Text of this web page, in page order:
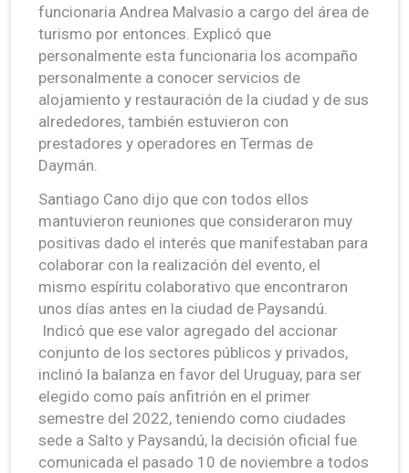
funcionaria Andrea Malvasio a cargo del área de
turismo por entonces. Explicó que
personalmente esta funcionaria los acompaño
personalmente a conocer servicios de
alojamiento y restauración de la ciudad y de sus
alrededores, también estuvieron con
prestadores y operadores en Termas de
Daymán.
Santiago Cano dijo que con todos ellos
mantuvieron reuniones que consideraron muy
positivas dado el interés que manifestaban para
colaborar con la realización del evento, el
mismo espíritu colaborativo que encontraron
unos días antes en la ciudad de Paysandú.
Indicó que ese valor agregado del accionar
conjunto de los sectores públicos y privados,
inclinó la balanza en favor del Uruguay, para ser
elegido como país anfitrión en el primer
semestre del 2022, teniendo como ciudades
sede a Salto y Paysandú, la decisión oficial fue
comunicada el pasado 10 de noviembre a todos